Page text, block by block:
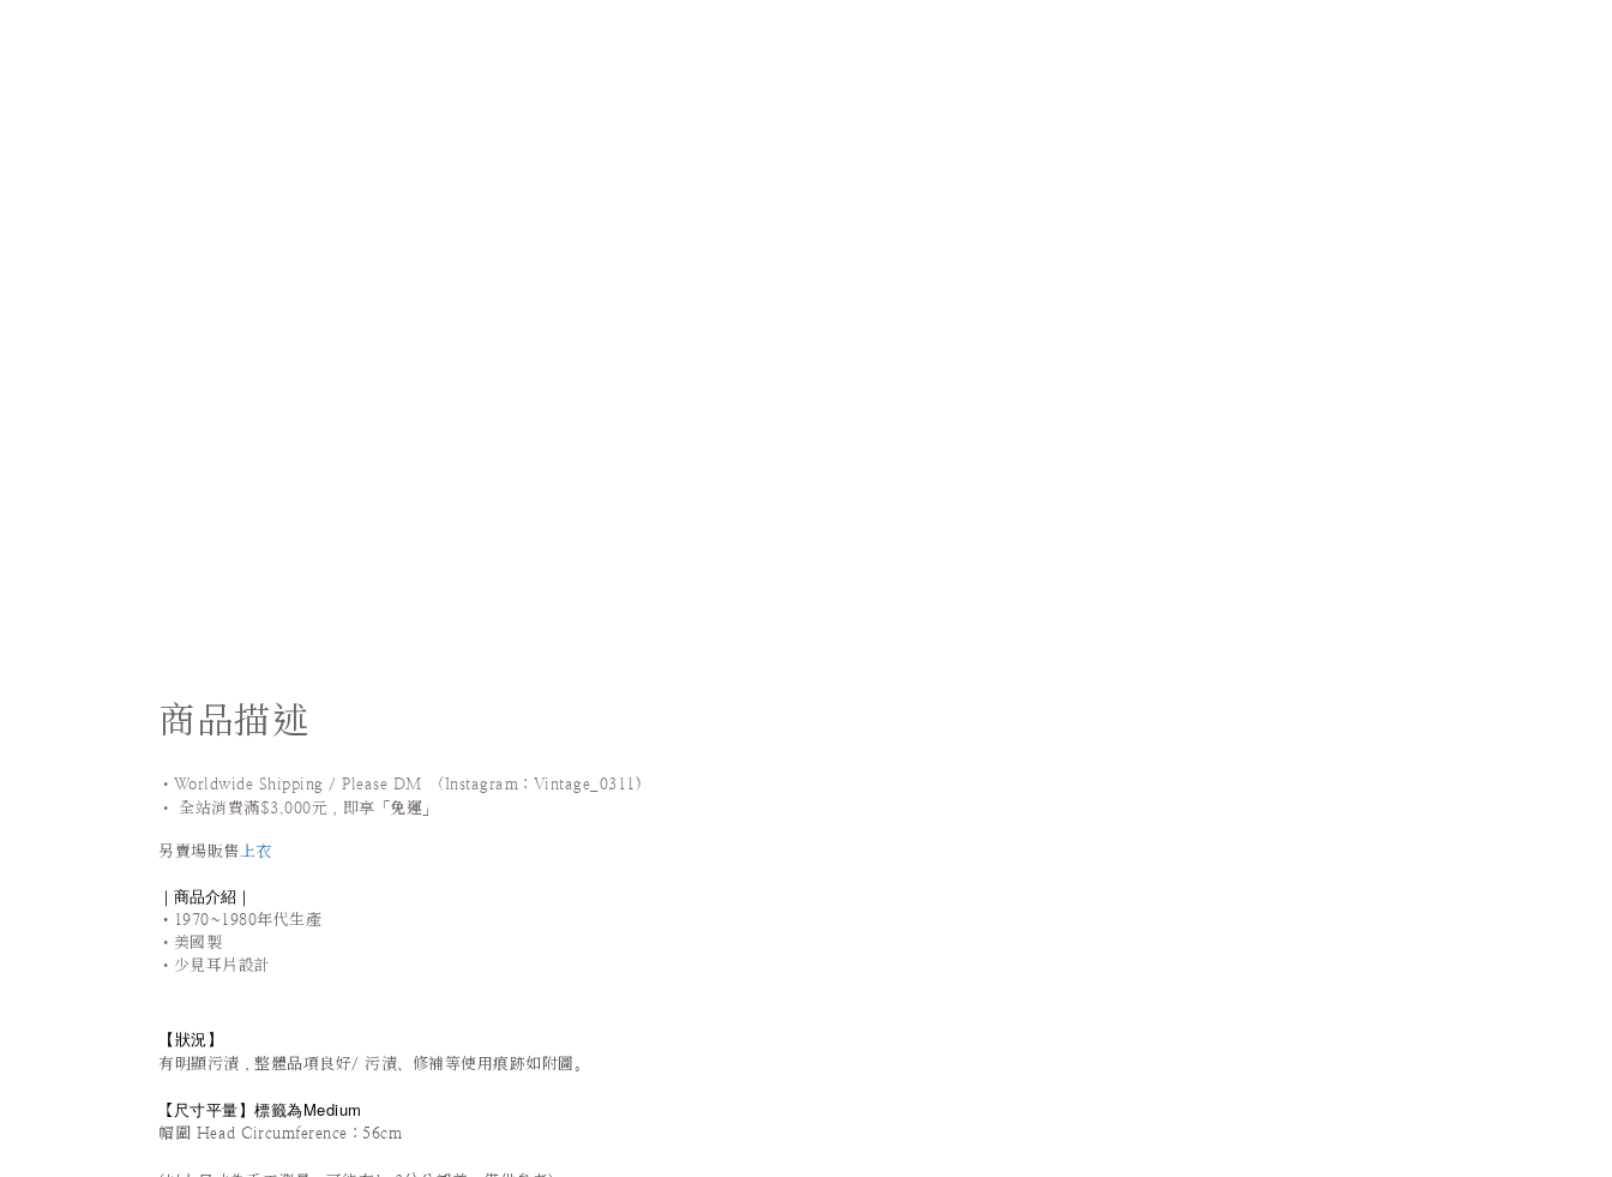
商品描述
•Worldwide Shipping / Please DM (Instagram：Vintage_0311 )
•
全站消費滿$3,000元，即享「 免運 」
另賣場販售 上衣
｜商品介紹｜
•1970~1980年代生產
•美國製
•少見耳片設計
【狀況】
有明顯污漬，整體品項良好/ 污漬、修補等使用痕跡如附圖。
【 尺寸平量】標籤為Medium
帽圍 Head Circumference：56cm